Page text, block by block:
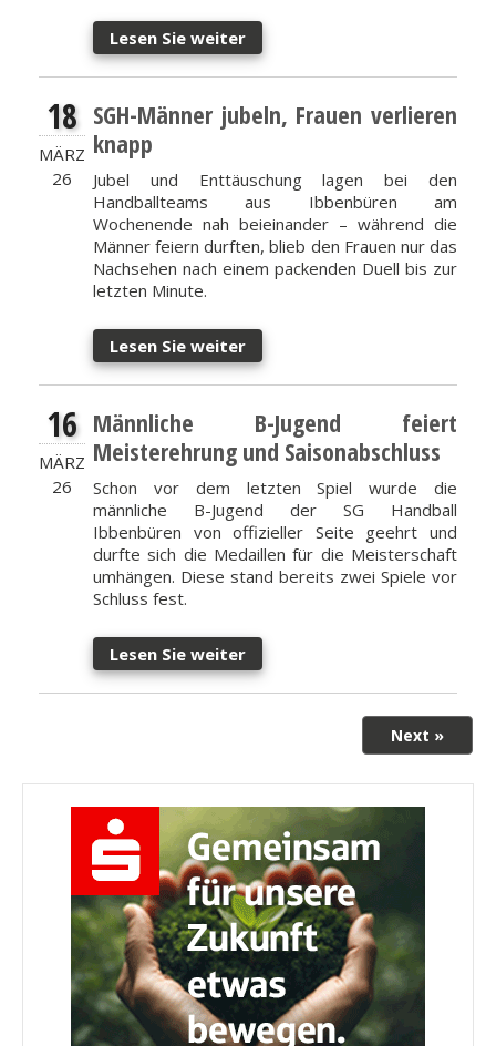
Lesen Sie weiter
18
MÄRZ
26
SGH-Männer jubeln, Frauen verlieren
knapp
Jubel und Enttäuschung lagen bei den
Handballteams aus Ibbenbüren am
Wochenende nah beieinander – während die
Männer feiern durften, blieb den Frauen nur das
Nachsehen nach einem packenden Duell bis zur
letzten Minute.
Lesen Sie weiter
16
MÄRZ
26
Männliche B-Jugend feiert
Meisterehrung und Saisonabschluss
Schon vor dem letzten Spiel wurde die
männliche B-Jugend der SG Handball
Ibbenbüren von offizieller Seite geehrt und
durfte sich die Medaillen für die Meisterschaft
umhängen. Diese stand bereits zwei Spiele vor
Schluss fest.
Lesen Sie weiter
Next »